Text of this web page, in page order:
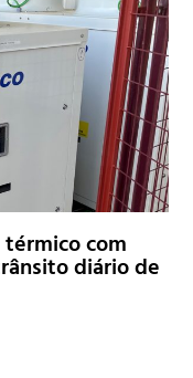
com
diário de